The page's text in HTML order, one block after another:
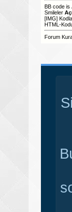
BB code is
Smileler
[IMG]
HTML-
Forum